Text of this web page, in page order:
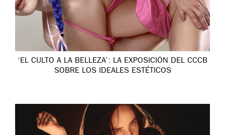
‘EL CULTO A LA BELLEZA’: LA EXPOSICIÓN DEL CCCB
SOBRE LOS IDEALES ESTÉTICOS